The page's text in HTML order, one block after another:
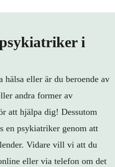
i
eller är du beroende av
andra former av
att hjälpa dig! Dessutom
en psykiatriker genom att
Vidare vill vi att du
eller via telefon om det